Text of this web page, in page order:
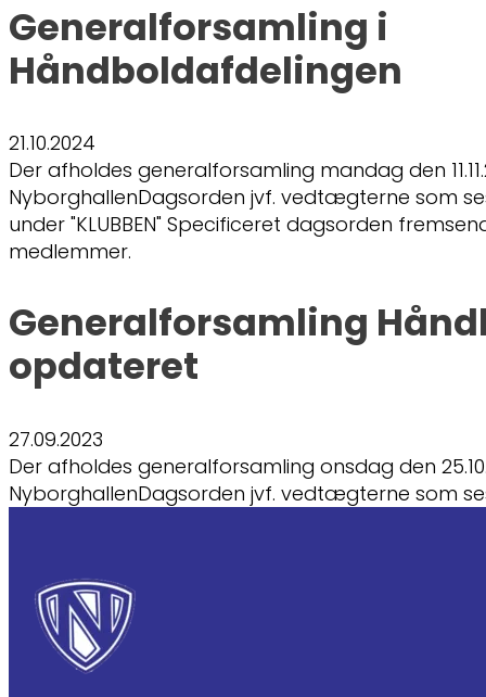
Generalforsamling i
Håndboldafdelingen
21.10.2024
Der afholdes generalforsamling mandag den
NyborghallenDagsorden jvf. vedtægterne som
under "KLUBBEN" Specificeret dagsorden
medlemmer.
Generalforsamling
opdateret
27.09.2023
Der afholdes generalforsamling onsdag den
NyborghallenDagsorden jvf. vedtægterne som